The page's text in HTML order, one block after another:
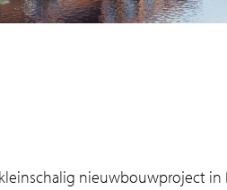
nieuwbouwproject in